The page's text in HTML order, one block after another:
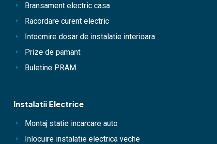
Bransament electric casa
Racordare curent electric
Intocmire dosar de instalatie interioara
Prize de pamant
Buletine PRAM
Instalatii Electrice
Montaj statie incarcare auto
Inlocuire instalatie electrica veche